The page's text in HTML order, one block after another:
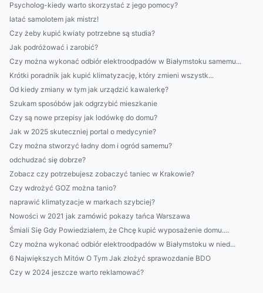
Psycholog-kiedy warto skorzystać z jego pomocy?
latać samolotem jak mistrz!
Czy żeby kupić kwiaty potrzebne są studia?
Jak podróżować i zarobić?
Czy można wykonać odbiór elektroodpadów w Białymstoku samemu...
Krótki poradnik jak kupić klimatyzację, który zmieni wszystk...
Od kiedy zmiany w tym jak urządzić kawalerkę?
Szukam sposóbów jak odgrzybić mieszkanie
Czy są nowe przepisy jak lodówkę do domu?
Jak w 2025 skuteczniej portal o medycynie?
Czy można stworzyć ładny dom i ogród samemu?
odchudzać się dobrze?
Zobacz czy potrzebujesz zobaczyć taniec w Krakowie?
Czy wdrożyć GOZ można tanio?
naprawić klimatyzacje w markach szybciej?
Nowości w 2021 jak zamówić pokazy tańca Warszawa
Śmiali Się Gdy Powiedziałem, że Chcę kupić wyposażenie domu....
Czy można wykonać odbiór elektroodpadów w Białymstoku w nied...
6 Największych Mitów O Tym Jak złożyć sprawozdanie BDO
Czy w 2024 jeszcze warto reklamować?